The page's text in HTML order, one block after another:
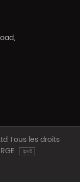
Tous les droits